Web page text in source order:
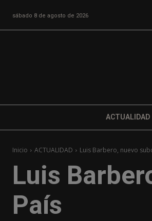
sábado 8 de agosto de 2026
ACTUALIDAD
Inicio ACTUALIDAD Luis Barbero, nuevo
Luis
País